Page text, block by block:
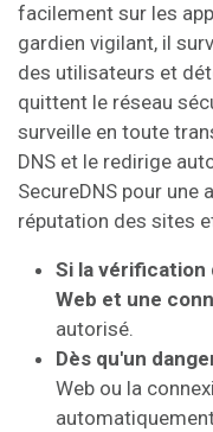
facilement sur les
gardien vigilant, il
des utilisateurs et
quittent le réseau
surveille en toute
DNS et le redirige
SecureDNS pour une
réputation des sites
Si la vérification
Web et une
autorisé.
​Dès qu'un
Web ou la